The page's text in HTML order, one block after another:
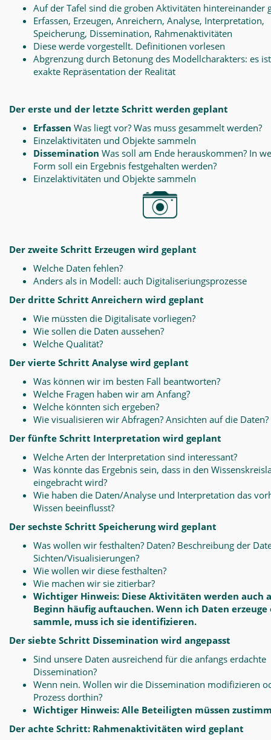
Auf der Tafel sind die groben Aktivitäten hintereinander
Erfassen, Erzeugen, Anreichern, Analyse, Interpretation,
Speicherung, Dissemination, Rahmenaktivitäten
Diese werde vorgestellt. Definitionen vorlesen
Abgrenzung durch Betonung des Modellcharakters: es
exakte Repräsentation der Realität
Der erste und der letzte Schritt werden geplant
Erfassen Was liegt vor? Was muss gesammelt werden?
Einzelaktivitäten und Objekte sammeln
Dissemination Was soll am Ende herauskommen? In
Form soll ein Ergebnis festgehalten werden?
Einzelaktivitäten und Objekte sammeln
Der zweite Schritt Erzeugen wird geplant
Welche Daten fehlen?
Anders als in Modell: auch Digitaliseriungsprozesse
Der dritte Schritt Anreichern wird geplant
Wie müssten die Digitalisate vorliegen?
Wie sollen die Daten aussehen?
Welche Qualität?
Der vierte Schritt Analyse wird geplant
Was können wir im besten Fall beantworten?
Welche Fragen haben wir am Anfang?
Welche könnten sich ergeben?
Wie visualisieren wir Abfragen? Ansichten auf die Daten?
Der fünfte Schritt Interpretation wird geplant
Welche Arten der Interpretation sind interessant?
Was könnte das Ergebnis sein, dass in den
eingebracht wird?
Wie haben die Daten/Analyse und Interpretation das
Wissen beeinflusst?
Der sechste Schritt Speicherung wird geplant
Was wollen wir festhalten? Daten? Beschreibung der
Sichten/Visualisierungen?
Wie wollen wir diese festhalten?
Wie machen wir sie zitierbar?
Wichtiger Hinweis: Diese Aktivitäten werden auch
Beginn häufig auftauchen. Wenn ich Daten erzeuge
sammle, muss ich sie identifizieren.
Der siebte Schritt Dissemination wird angepasst
Sind unsere Daten ausreichend für die anfangs erdachte
Dissemination?
Wenn nein. Wollen wir die Dissemination modifizieren
Prozess dorthin?
Wichtiger Hinweis: Alle Beteiligten müssen
Der achte Schritt: Rahmenaktivitäten wird geplant